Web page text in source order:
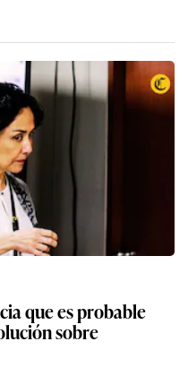
que es probable
sobre